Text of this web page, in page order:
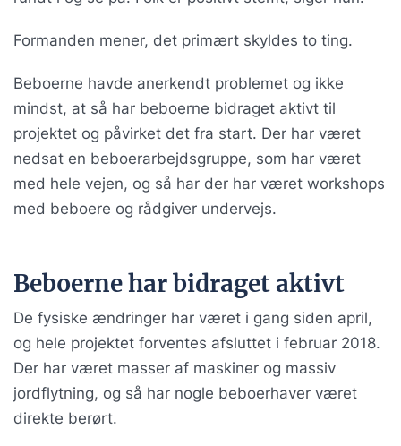
Formanden mener, det primært skyldes to ting.
Beboerne havde anerkendt problemet og ikke
mindst, at så har beboerne bidraget aktivt til
projektet og påvirket det fra start. Der har været
nedsat en beboerarbejdsgruppe, som har været
med hele vejen, og så har der har været workshops
med beboere og rådgiver undervejs.
Beboerne har bidraget aktivt
De fysiske ændringer har været i gang siden april,
og hele projektet forventes afsluttet i februar 2018.
Der har været masser af maskiner og massiv
jordflytning, og så har nogle beboerhaver været
direkte berørt.